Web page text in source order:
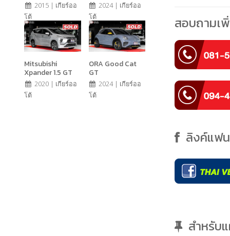
2015 | เกียร์ออ
โต้
2024 | เกียร์ออ
โต้
Mitsubishi
Xpander 1.5 GT
2020 | เกียร์ออ
โต้
ORA Good Cat
GT
2024 | เกียร์ออ
โต้
สอบถามเ
ลิงค์แฟ
สำหรับ